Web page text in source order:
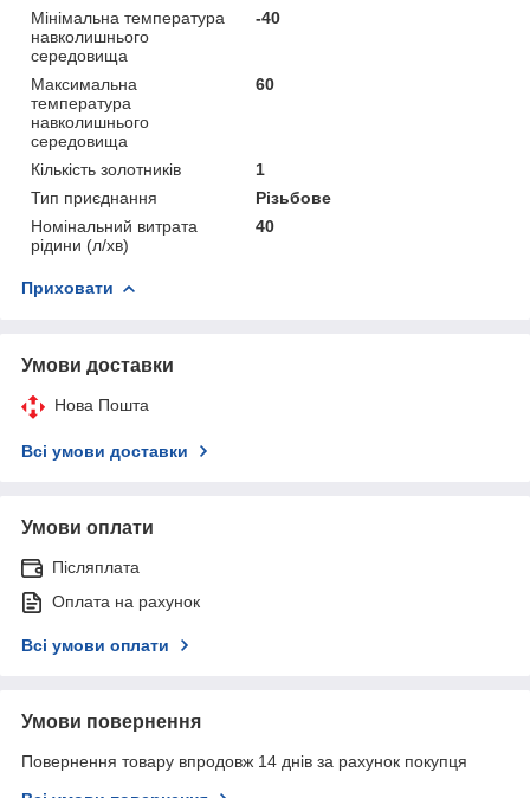
Мінімальна температура
навколишнього
середовища
-40
Максимальна
температура
навколишнього
середовища
60
Кількість золотників
1
Тип приєднання
Різьбове
Номінальний витрата
рідини (л/хв)
40
Приховати
Умови доставки
Нова Пошта
Всі умови доставки
Умови оплати
Післяплата
Оплата на рахунок
Всі умови оплати
Умови повернення
Повернення товару впродовж 14 днів за рахунок покупця